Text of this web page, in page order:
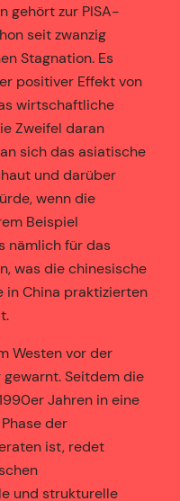
gehört zur PISA-
seit zwanzig
Stagnation. Es
positiver Effekt von
wirtschaftliche
Zweifel daran
sich das asiatische
und darüber
wenn die
Beispiel
nämlich für das
was die chinesische
in China praktizierten
Westen vor der
Seitdem die
Jahren in eine
der
ist, redet
und strukturelle